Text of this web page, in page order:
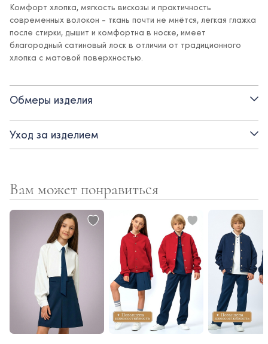
Комфорт хлопка, мягкость вискозы и практичность
современных волокон - ткань почти не мнётся, легкая глажка
после стирки, дышит и комфортна в носке, имеет
благородный сатиновый лоск в отличии от традиционного
хлопка с матовой поверхностью.
Укороченная рубашка с декоративными пуговицами – свежий
взгляд на классические рубашки, сочетающий в себе
официальную строгость и каплю кокетства. Рубашка
прекрасно впишется в школьный гардероб, но не оставит
обладательницу без нотки индивидуальности.
- короткий рукав с отворотом
- разрезы по низу в боковых швах
- декоративная пуговица-сердечко
- спинка длиннее полочки
Обмеры изделия
Уход за изделием
Вам может понравиться